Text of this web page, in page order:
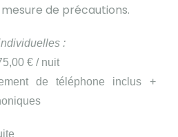
mesure de précautions.
:
€ / nuit
de téléphone inclus +